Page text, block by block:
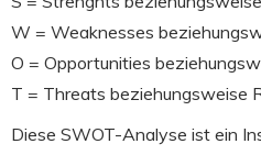
W = Weaknesses
O = Opportunities
T = Threats beziehungsweise
Diese SWOT-Analyse ist ein